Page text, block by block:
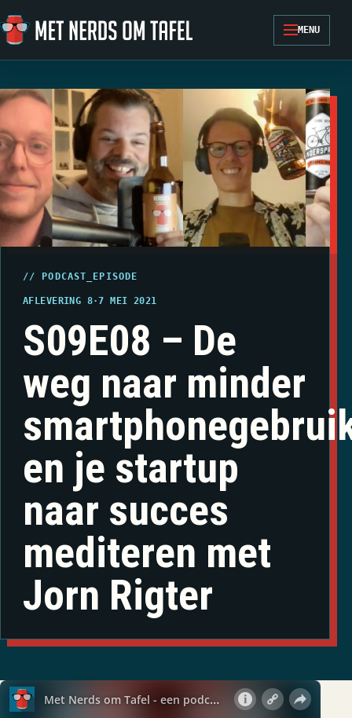
Ga naar de inhoud
MENU
// PODCAST_EPISODE
AFLEVERING 8·7 MEI 2021
S09E08 – De
weg naar minder
en je startup
naar succes
mediteren met
Jorn Rigter